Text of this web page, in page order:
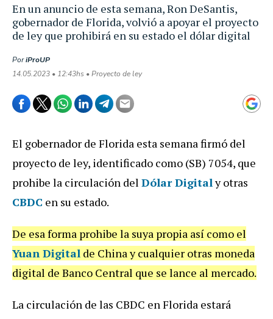
En un anuncio de esta semana, Ron DeSantis,
gobernador de Florida, volvió a apoyar el proyecto
de ley que prohibirá en su estado el dólar digital
PoriProUP
14.05.2023 • 12:43hs • Proyecto de ley
El gobernador de Florida esta semana firmó del
proyecto de ley, identificado como (SB) 7054, que
prohibe la circulación del Dólar Digitaly otras
CBDC en su estado.
De esa forma prohibe la suya propia así como el
Yuan Digital de China y cualquier otras moneda
digital de Banco Central que se lance al mercado.
La circulación de las CBDC en Florida estará